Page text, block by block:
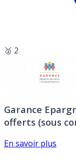
🥈 2
Garance
offerts (sous
En savoir plus